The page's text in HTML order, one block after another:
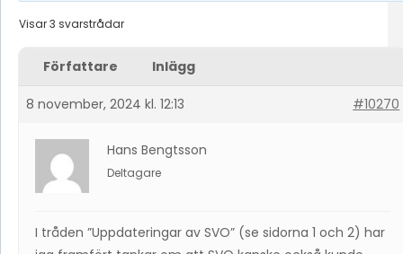
Visar 3 svarstrådar
Författare Inlägg
8 november, 2024 kl. 12:13 #10270
Hans Bengtsson
Deltagare
I tråden ”Uppdateringar av SVO” (se sidorna 1 och 2) har